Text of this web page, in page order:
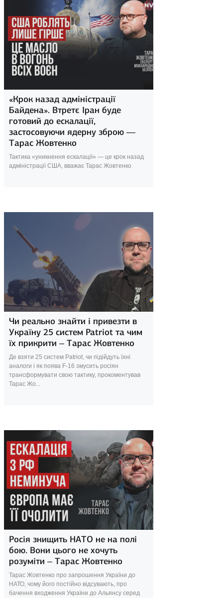
25 квітня 2024
«Крок назад адміністрації
Байдена». Втретє Іран буде
готовий до ескалації,
застосовуючи ядерну зброю —
Тарас Жовтенко
Тактика «уникнення ескалації» — це крок назад
адміністрації США, вважає Тарас Жовтенко
16 квітня 2024
Чи реально знайти і привезти в
Україну 25 систем Patriot та чим
їх прикрити – Тарас Жовтенко
Де взяти 25 систем Patriot, чи підійдуть їхні
аналоги і як поява F-16 змусить росіян
трансформувати свою тактику, прокоментував
Тарас Жо...
9 квітня 2024
Росія знищить НАТО не на полі
бою. Вони цього не хочуть
розуміти – Тарас Жовтенко
Тарас Жовтенко про запрошення України до
НАТО, чому його постійно відсувають, про
бачення входження України до Альянсу серед